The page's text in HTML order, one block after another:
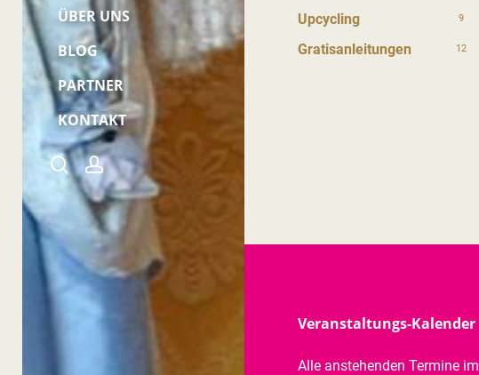
ÜBER UNS
BLOG
PARTNER
KONTAKT
Kontakt
Mein Konto
Sitemap
searchaccount
Upcycling 9
Gratisanleitungen 12
Veranstaltungs-Kalender
Alle anstehenden Termine im